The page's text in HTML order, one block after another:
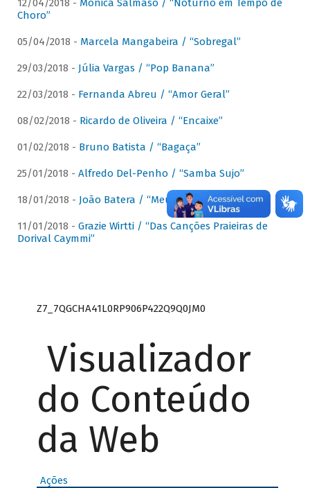
12/04/2018 - Mônica Salmaso / “Noturno em Tempo de
Choro”
05/04/2018 - Marcela Mangabeira / “Sobregal”
29/03/2018 - Júlia Vargas / “Pop Banana”
22/03/2018 - Fernanda Abreu / “Amor Geral”
08/02/2018 - Ricardo de Oliveira / “Encaixe”
01/02/2018 - Bruno Batista / “Bagaça”
25/01/2018 - Alfredo Del-Penho / “Samba Sujo”
18/01/2018 - João Batera / “Meu Pandeiro”
11/01/2018 - Grazie Wirtti / “Das Canções Praieiras de
Dorival Caymmi”
Z7_7QGCHA41L0RP906P422Q9Q0JM0
Visualizador
do Conteúdo
da Web
Ações